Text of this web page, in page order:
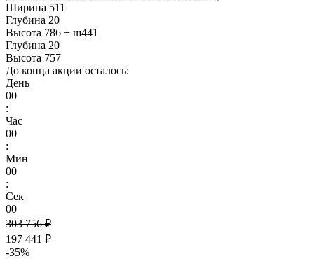
Ширина 511
Глубина 20
Высота 786 + ш441
Глубина 20
Высота 757
До конца акции осталось:
День
00
:
Час
00
:
Мин
00
:
Сек
00
303 756 ₽
197 441 ₽
-35%